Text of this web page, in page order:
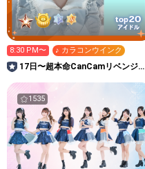
top20
アイドル
8:30 PM〜 ♪ カラコンウインク
17日〜超本命CanCamリベンジ超
1535